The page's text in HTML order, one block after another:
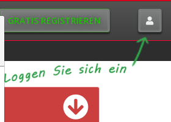
GRATIS REGISTRIEREN